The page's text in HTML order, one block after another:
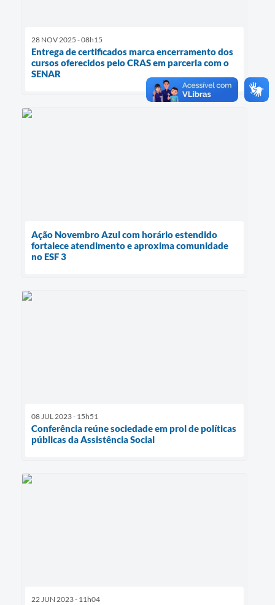
28 NOV 2025 - 08h15
Entrega de certificados marca encerramento dos
cursos oferecidos pelo CRAS em parceria com o
SENAR
Ação Novembro Azul com horário estendido
fortalece atendimento e aproxima comunidade
no ESF 3
08 JUL 2023 - 15h51
Conferência reúne sociedade em prol de políticas
públicas da Assistência Social
22 JUN 2023 - 11h04